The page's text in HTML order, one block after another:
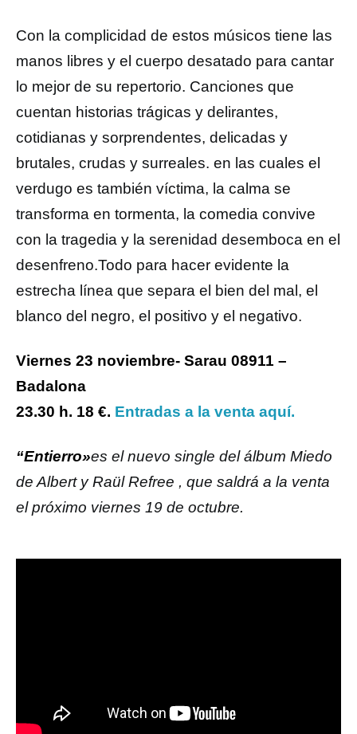
Con la complicidad de estos músicos tiene las
manos libres y el cuerpo desatado para cantar
lo mejor de su repertorio. Canciones que
cuentan historias trágicas y delirantes,
cotidianas y sorprendentes, delicadas y
brutales, crudas y surreales. en las cuales el
verdugo es también víctima, la calma se
transforma en tormenta, la comedia convive
con la tragedia y la serenidad desemboca en el
desenfreno.Todo para hacer evidente la
estrecha línea que separa el bien del mal, el
blanco del negro, el positivo y el negativo.
Viernes 23 noviembre- Sarau 08911 –
Badalona
23.30 h. 18 €. Entradas a la venta aquí.
“Entierro»es el nuevo single del álbum Miedo
de Albert y Raül Refree , que saldrá a la venta
el próximo viernes 19 de octubre.